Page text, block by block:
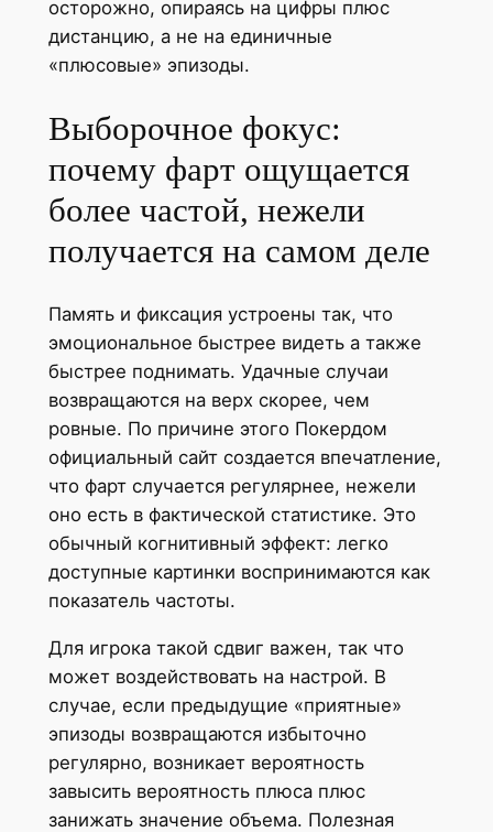
осторожно, опираясь на цифры плюс
дистанцию, а не на единичные
«плюсовые» эпизоды.
Выборочное фокус:
почему фарт ощущается
более частой, нежели
получается на самом деле
Память и фиксация устроены так, что
эмоциональное быстрее видеть а также
быстрее поднимать. Удачные случаи
возвращаются на верх скорее, чем
ровные. По причине этого Покердом
официальный сайт создается впечатление,
что фарт случается регулярнее, нежели
оно есть в фактической статистике. Это
обычный когнитивный эффект: легко
доступные картинки воспринимаются как
показатель частоты.
Для игрока такой сдвиг важен, так что
может воздействовать на настрой. В
случае, если предыдущие «приятные»
эпизоды возвращаются избыточно
регулярно, возникает вероятность
завысить вероятность плюса плюс
занижать значение объема. Полезная